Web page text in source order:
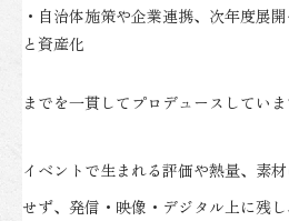
・自治体施策や企業連携、次年度展
と資産化
までを一貫してプロデュースしていま
イベントで生まれる評価や熱量、素
せず、発信・映像・デジタル上に残